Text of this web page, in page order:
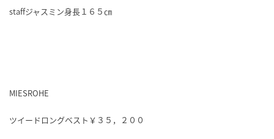
staffジャスミン身長１６５㎝
MIESROHE
ツイードロングベスト￥３５，２００